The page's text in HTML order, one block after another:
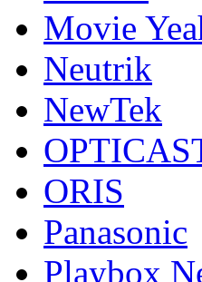
Movie
Neutrik
NewTek
ORIS
Panasonic
Playbox